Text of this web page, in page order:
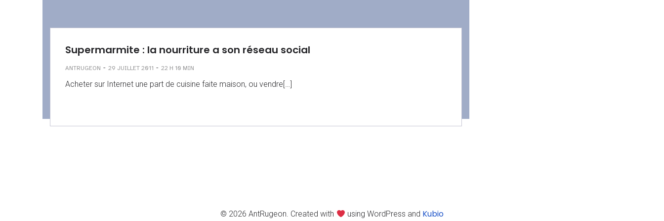
Supermarmite : la nourriture a son réseau social
ANTRUGEON - 29 JUILLET 2011 - 22 H 10 MIN
Acheter sur Internet une part de cuisine faite maison, ou vendre[…]
© 2026 AntRugeon. Created with using WordPress and Kubio